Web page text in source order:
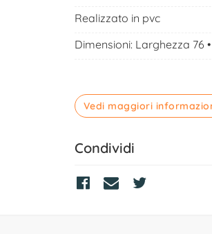
Realizzato in pvc
Dimensioni: Larghezza 76
Vedi maggiori
Condividi